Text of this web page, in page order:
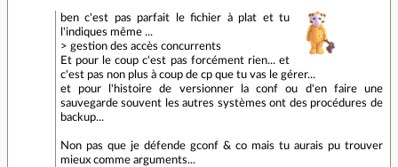
ben c'est pas parfait le fichier à plat et tu
l'indiques même ...
> gestion des accès concurrents
Et pour le coup c'est pas forcément rien... et
c'est pas non plus à coup de cp que tu vas le gérer...
et pour l'histoire de versionner la conf ou d'en faire une
sauvegarde souvent les autres systèmes ont des procédures de
backup...
Non pas que je défende gconf & co mais tu aurais pu trouver
mieux comme arguments...